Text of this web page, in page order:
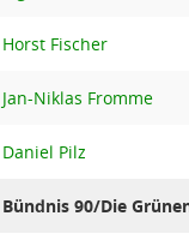
Horst Fischer
Jan-Niklas Fromme
Daniel Pilz
Bündnis 90/Die